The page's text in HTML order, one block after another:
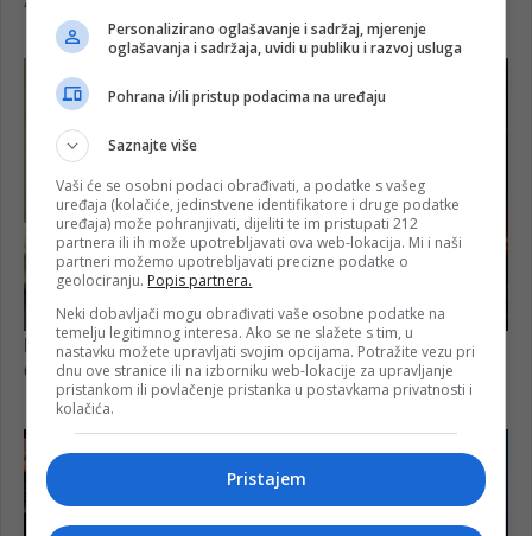
Personalizirano oglašavanje i sadržaj, mjerenje
oglašavanja i sadržaja, uvidi u publiku i razvoj usluga
Pohrana i/ili pristup podacima na uređaju
Saznajte više
Vaši će se osobni podaci obrađivati, a podatke s vašeg
uređaja (kolačiće, jedinstvene identifikatore i druge podatke
uređaja) može pohranjivati, dijeliti te im pristupati 212
partnera ili ih može upotrebljavati ova web-lokacija. Mi i naši
partneri možemo upotrebljavati precizne podatke o
geolociranju. Popis partnera.
Neki dobavljači mogu obrađivati vaše osobne podatke na
temelju legitimnog interesa. Ako se ne slažete s tim, u
nastavku možete upravljati svojim opcijama. Potražite vezu pri
dnu ove stranice ili na izborniku web-lokacije za upravljanje
pristankom ili povlačenje pristanka u postavkama privatnosti i
kolačića.
Pristajem